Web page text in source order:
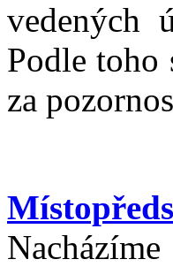
vedených
Podle toho
za